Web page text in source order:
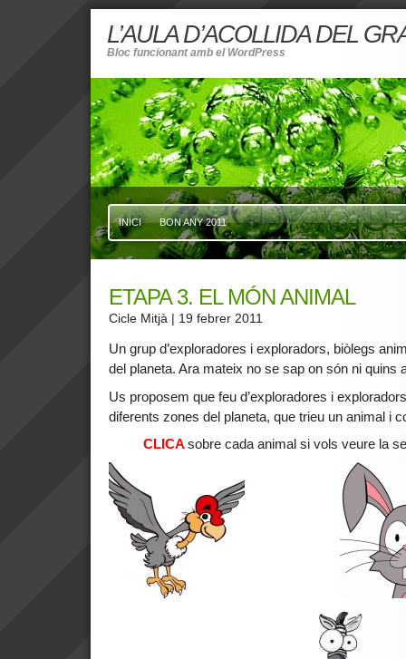
L’AULA D’ACOLLIDA DEL
Bloc funcionant amb el WordPress
INICI BON ANY 2011
ETAPA 3. EL MÓN ANIMAL
Cicle Mitjà | 19 febrer 2011
Un grup d’exploradores i exploradors, biòlegs
del planeta. Ara mateix no se sap on són ni quins
Us proposem que feu d’exploradores i
diferents zones del planeta, que trieu un animal i
CLICA sobre cada animal si vols veure la